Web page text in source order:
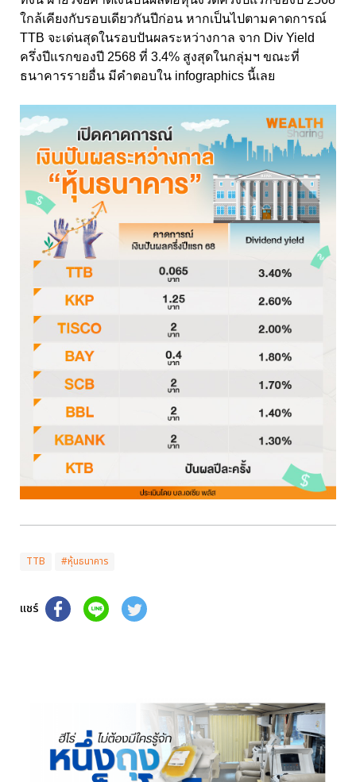
ใกล้เคียงกับรอบเดียวกันปีก่อน หากเป็นไปตามคาดการณ์
TTB จะเด่นสุดในรอบปันผลระหว่างกาล จาก Div Yield
ครึ่งปีแรกของปี 2568 ที่ 3.4% สูงสุดในกลุ่มฯ ขณะที่
ธนาคารรายอื่น มีคำตอบใน infographics นี้เลย
TTB #หุ้นธนาคาร
แชร์